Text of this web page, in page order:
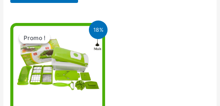
18%
Promo !
Promo !
Le
prix
initial
était :
17.000 CFA.
Le
14.000 CFA.